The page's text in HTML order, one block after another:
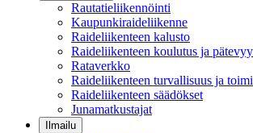
Rautatieliikennöinti
Kaupunkiraideliikenne
Raideliikenteen kalusto
Raideliikenteen koulutus ja
Rataverkko
Raideliikenteen turvallisuus ja
Raideliikenteen säädökset
Junamatkustajat
Ilmailu